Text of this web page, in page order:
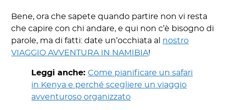
Bene, ora che sapete quando partire non vi resta
che capire con chi andare, e qui non c’è bisogno di
parole, ma di fatti: date un’occhiata al nostro
VIAGGIO AVVENTURA IN NAMIBIA!
Leggi anche:Come pianificare un safari
in Kenya e perché scegliere un viaggio
avventuroso organizzato